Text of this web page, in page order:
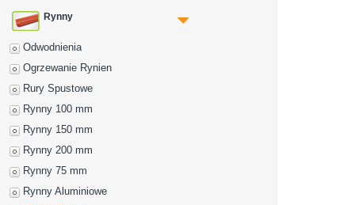
Rynny
Odwodnienia
Ogrzewanie Rynien
Rury Spustowe
Rynny 100 mm
Rynny 150 mm
Rynny 200 mm
Rynny 75 mm
Rynny Aluminiowe